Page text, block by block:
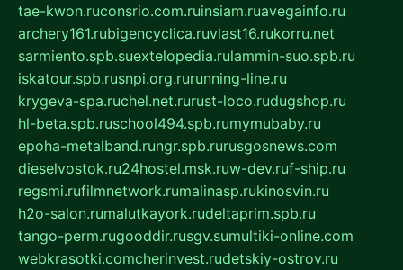
tae-kwon.ruconsrio.com.ruinsiam.ruavegainfo.ru
archery161.rubigencyclica.ruvlast16.rukorru.net
sarmiento.spb.suextelopedia.rulammin-suo.spb.ru
iskatour.spb.rusnpi.org.rurunning-line.ru
krygeva-spa.ruchel.net.rurust-loco.rudugshop.ru
hl-beta.spb.ruschool494.spb.rumymubaby.ru
epoha-metalband.rungr.spb.rurusgosnews.com
dieselvostok.ru24hostel.msk.ruw-dev.ruf-ship.ru
regsmi.rufilmnetwork.rumalinasp.rukinosvin.ru
h2o-salon.rumalutkayork.rudeltaprim.spb.ru
tango-perm.rugooddir.rusgv.sumultiki-online.com
webkrasotki.comcherinvest.rudetskiy-ostrov.ru